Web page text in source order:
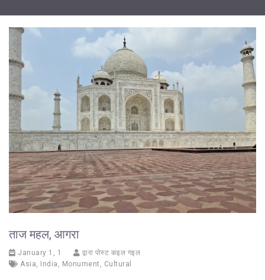
ताज महल, आगरा
January 1, 1
द्वारा पोस्ट कइल गइल
Asia, India , Monument , Cultural